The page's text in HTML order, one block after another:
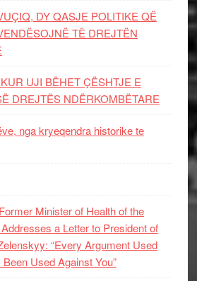
DY QASJE POLITIKE QË
TË DREJTËN
UJI BËHET ÇËSHTJE E
DREJTËS NDËRKOMBËTARE
nga kryeqendra historike te
Minister of Health of the
a Letter to President of
“Every Argument Used
Used Against You”